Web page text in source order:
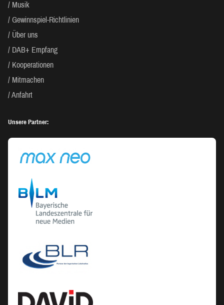
Musik
Gewinnspiel-Richtlinien
Über uns
DAB+ Empfang
Kooperationen
Mitmachen
Anfahrt
Unsere Partner: